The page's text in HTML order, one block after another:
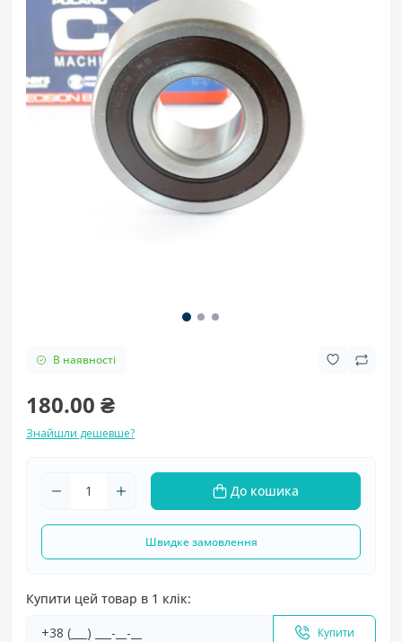
В наявності
180.00 ₴
Знайшли дешевше?
До кошика
Швидке замовлення
Купити цей товар в 1 клік:
Купити